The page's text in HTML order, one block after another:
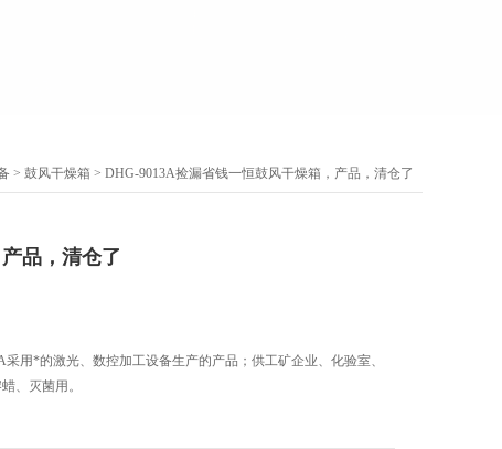
> 鼓风干燥箱 > DHG-9013A捡漏省钱一恒鼓风干燥箱，产品，清仓了
品，清仓了
用*的激光、数控加工设备生产的产品；供工矿企业、化验室、
、灭菌用。